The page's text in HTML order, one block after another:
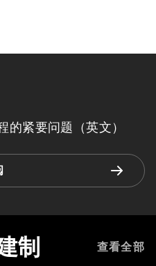
的紧要问题（英文）
制 查看全部